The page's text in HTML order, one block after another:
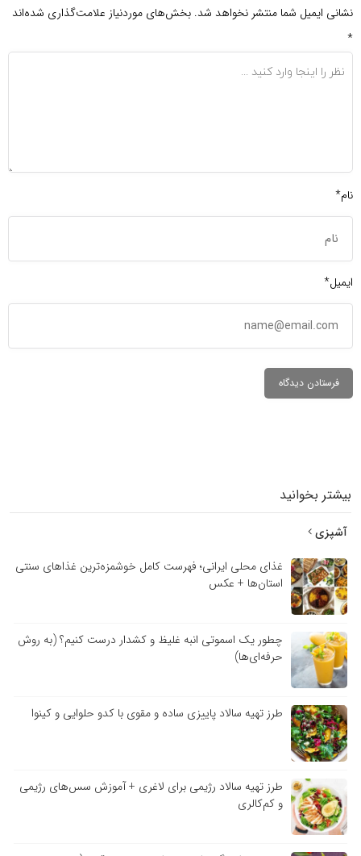
نشانی ایمیل شما منتشر نخواهد شد. بخش‌های موردنیاز علامت‌گذاری شده‌اند
*
نام*
ایمیل*
بیشتر بخوانید
آشپزی
غذای محلی ایرانی؛ فهرست کامل خوشمزه‌ترین غذاهای سنتی
استان‌ها + عکس
چطور یک اسموتی انبه غلیظ و کشدار درست کنیم؟ (به روش
حرفه‌ای‌ها)
طرز تهیه سالاد پاییزی ساده و مقوی با کدو حلوایی و کینوا
طرز تهیه سالاد رژیمی برای لاغری + آموزش سس‌های رژیمی
و کم‌کالری